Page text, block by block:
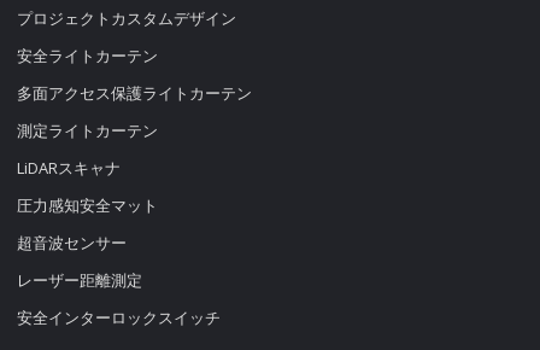
プロジェクトカスタムデザイン
安全ライトカーテン
多面アクセス保護ライトカーテン
測定ライトカーテン
LiDARスキャナ
圧力感知安全マット
超音波センサー
レーザー距離測定
安全インターロックスイッチ